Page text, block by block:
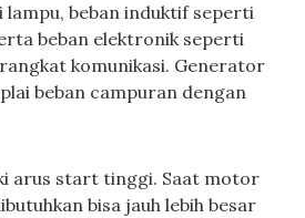
beban induktif seperti
beban elektronik seperti
komunikasi. Generator
beban campuran dengan
arus start tinggi. Saat motor
bisa jauh lebih besar